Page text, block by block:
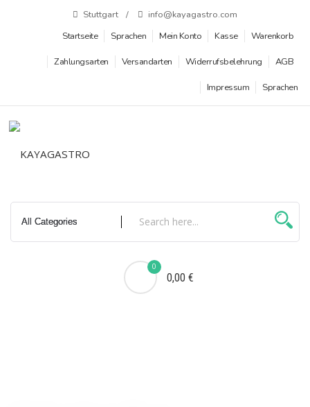
Stuttgart
info@kayagastro.com
Startseite
Sprachen Mein Konto Kasse Warenkorb
Zahlungsarten Versandarten Widerrufsbelehrung AGB
Impressum Sprachen
0
0,00 €